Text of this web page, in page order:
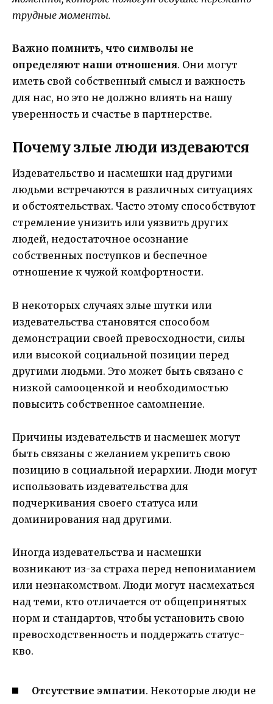
трудные моменты.
Важно помнить, что символы не
определяют наши отношения. Они могут
иметь свой собственный смысл и важность
для нас, но это не должно влиять на нашу
уверенность и счастье в партнерстве.
Почему злые люди издеваются
Издевательство и насмешки над другими
людьми встречаются в различных ситуациях
и обстоятельствах. Часто этому способствуют
стремление унизить или уязвить других
людей, недостаточное осознание
собственных поступков и беспечное
отношение к чужой комфортности.
В некоторых случаях злые шутки или
издевательства становятся способом
демонстрации своей превосходности, силы
или высокой социальной позиции перед
другими людьми. Это может быть связано с
низкой самооценкой и необходимостью
повысить собственное самомнение.
Причины издевательств и насмешек могут
быть связаны с желанием укрепить свою
позицию в социальной иерархии. Люди могут
использовать издевательства для
подчеркивания своего статуса или
доминирования над другими.
Иногда издевательства и насмешки
возникают из-за страха перед непониманием
или незнакомством. Люди могут насмехаться
над теми, кто отличается от общепринятых
норм и стандартов, чтобы установить свою
превосходственность и поддержать статус-
кво.
Отсутствие эмпатии. Некоторые люди не